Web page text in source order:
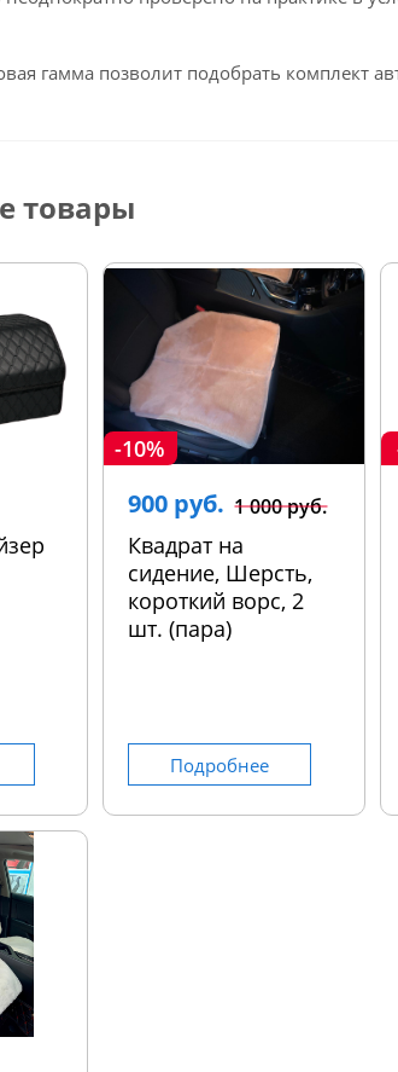
гамма позволит подобрать комплект
товары
-10%
900 руб. 1 000 руб.
Квадрат на
сидение, Шерсть,
короткий ворс, 2
шт. (пара)
Подробнее